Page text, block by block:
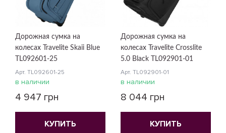
Дорожная сумка на
колесах Travelite Skaii Blue
TL092601-25
Арт. TL092601-25
в наличии
4 947 грн
КУПИТЬ
Дорожная сумка на
колесах Travelite Crosslite
5.0 Black TL092901-01
Арт. TL092901-01
в наличии
8 044 грн
КУПИТЬ